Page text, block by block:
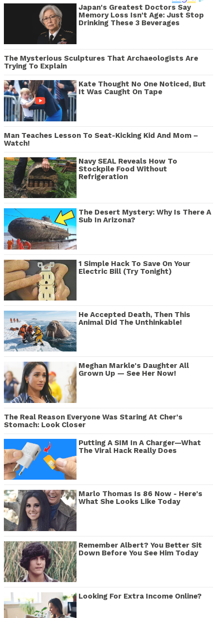
Japan's Greatest Doctors Say
Memory Loss Isn't Age: Just Stop
Drinking These 3 Beverages
The Mysterious Sculptures That Archaeologists Are
Trying To Explain
Kate Thought No One Noticed, But
It Was Caught On Tape
Man Teaches Lesson To Seat-Kicking Kid And Mom –
Watch!
Navy SEAL Reveals How To
Stockpile Food Without
Refrigeration
The Desert Mystery: Why Is There A
Sub In Arizona?
1 Simple Hack To Save On Your
Electric Bill (Try Tonight)
He Accepted Death, Then This
Animal Did The Unthinkable!
Meghan Markle's Daughter All
Grown Up — See Her Now!
The Real Reason Everyone Was Staring At Cher's
Stomach: Look Closer
Putting A SIM In A Charger—What
The Viral Hack Really Does
Marlo Thomas Is 86 Now - Here's
What She Looks Like Today
Remember Albert? You Better Sit
Down Before You See Him Today
Looking For Extra Income Online?